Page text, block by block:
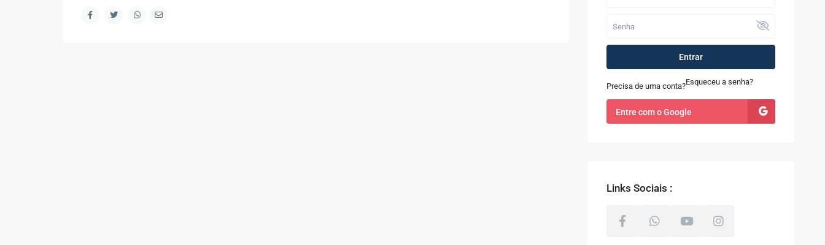
Entrar
Precisa de uma conta?Esqueceu a senha?
Entre com o Google
Links Sociais :
(21) 98578-2335
Fazenda com 52
Casa à Venda no
Sapê